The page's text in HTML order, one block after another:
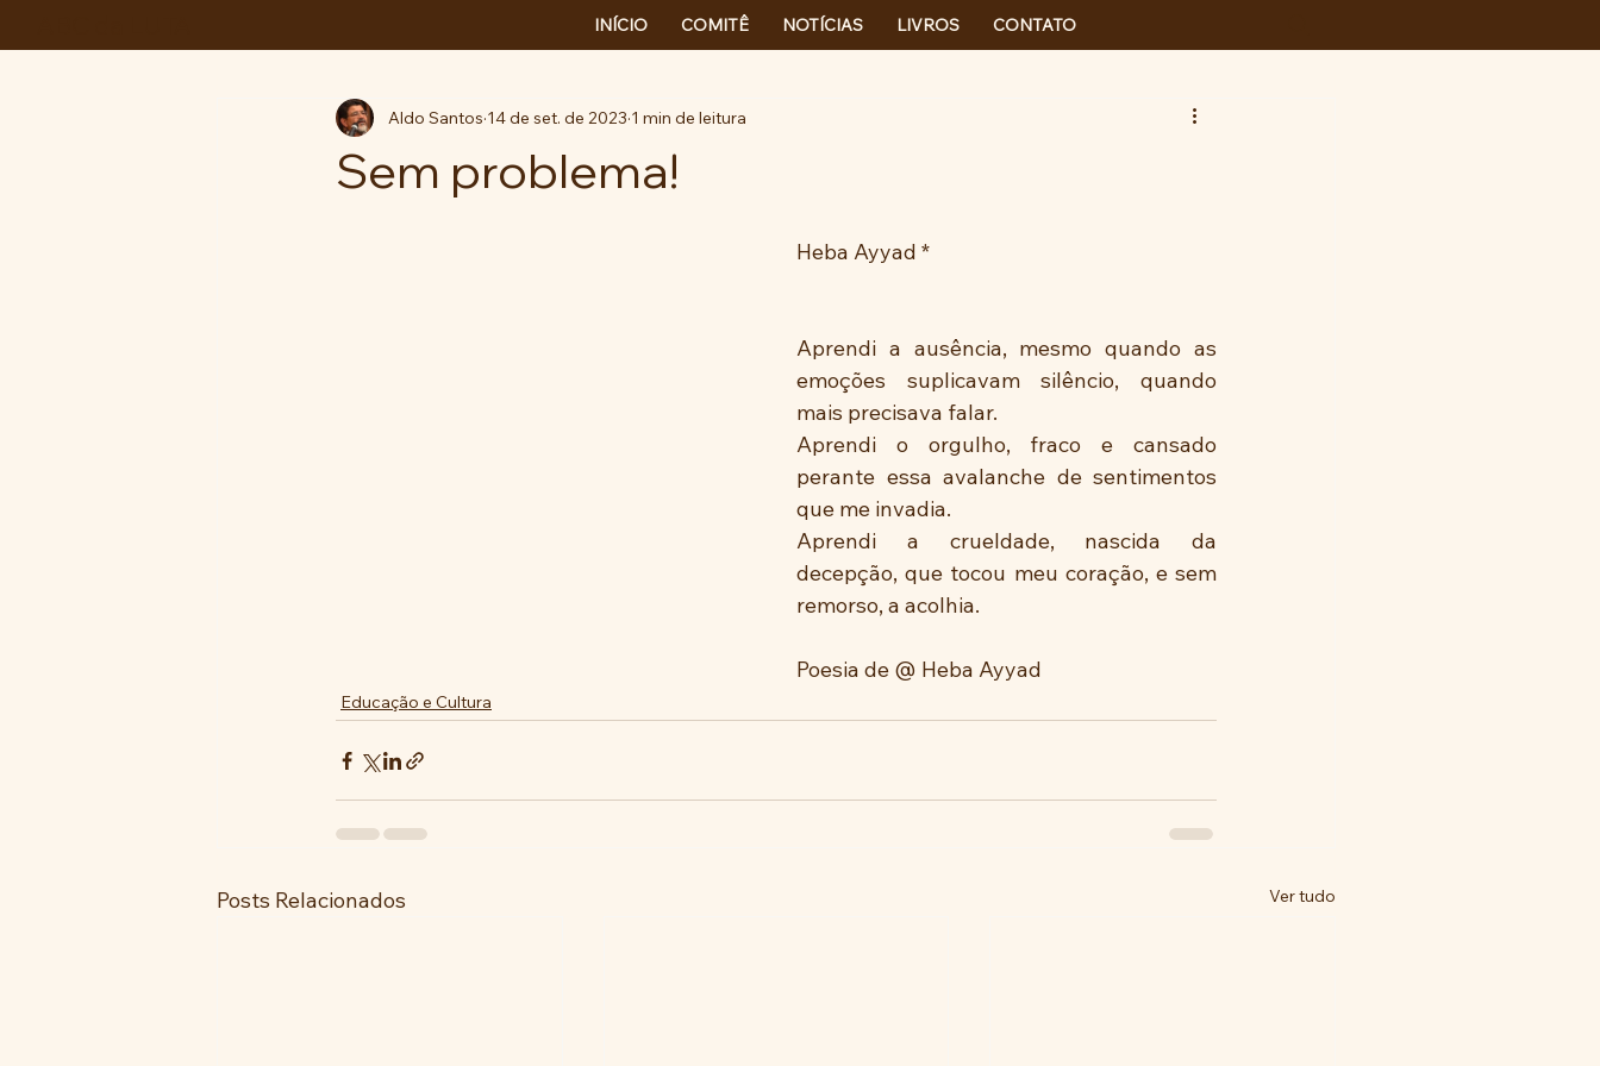
INÍCIO COMITÊ NOTÍCIAS LIVROS CONTATO
Sem problema!
Aldo Santos 14 de set. de 2023 1 min de leitura
Heba Ayyad *
Aprendi a ausência, mesmo quando as
emoções suplicavam silêncio, quando
mais precisava falar.
Aprendi o orgulho, fraco e cansado
perante essa avalanche de sentimentos
que me invadia.
Aprendi a crueldade, nascida da
decepção, que tocou meu coração, e sem
remorso, a acolhia.
Poesia de @ Heba Ayyad
Educação e Cultura
Posts Relacionados Ver tudo